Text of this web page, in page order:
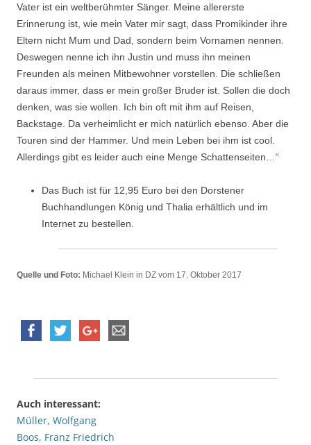
Vater ist ein weltberühmter Sänger. Meine allererste
Erinnerung ist, wie mein Vater mir sagt, dass Promikinder ihre
Eltern nicht Mum und Dad, sondern beim Vornamen nennen.
Deswegen nenne ich ihn Justin und muss ihn meinen
Freunden als meinen Mitbewohner vorstellen. Die schließen
daraus immer, dass er mein großer Bruder ist. Sollen die doch
denken, was sie wollen. Ich bin oft mit ihm auf Reisen,
Backstage. Da verheimlicht er mich natürlich ebenso. Aber die
Touren sind der Hammer. Und mein Leben bei ihm ist cool.
Allerdings gibt es leider auch eine Menge Schattenseiten…“
Das Buch ist für 12,95 Euro bei den Dorstener
Buchhandlungen König und Thalia erhältlich und im
Internet zu bestellen.
Quelle und Foto: Michael Klein in DZ vom 17. Oktober 2017
Auch interessant:
Müller, Wolfgang
Boos, Franz Friedrich